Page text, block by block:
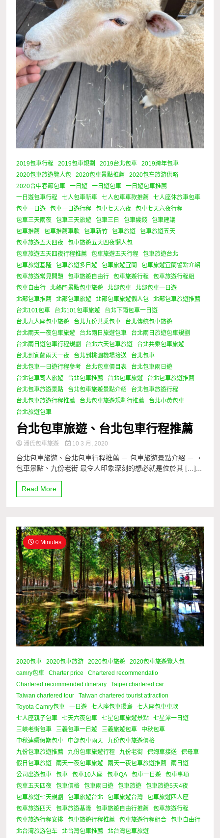
2019包車行程 2019包車規劃 2019台北包車
2019跨年包車
2020包車旅遊覽人包
2020包車景點推薦
2020包车旅游供略
2020台中春節包車
一日遊 一日遊包車
一日遊包車推薦
一日遊包車行程
七人包車新車 七人包車車款推薦
七人座休旅車包車
包車一日遊
包車一日遊行程 包車七天六夜
包車七天六夜行程
包車三天兩夜
包車三天旅遊 包車三日 包車幾錢
包車建議
包車推薦
包車推薦車款 包車新竹 包車旅遊
包車旅遊五天
包車旅遊五天四夜
包車旅遊五天四夜懶人包
包車旅遊五天四夜行程推薦
包車旅遊五天行程
包車旅遊台北
包車旅遊基隆
包車旅遊多日遊 包車旅遊宜蘭
包車旅遊宜蘭警點介紹
包車旅遊常見問題
包車旅遊自由行 包車旅遊行程
包車旅遊行程組
包車自由行
北熱門景點包車旅遊 北部包車
北部包車一日遊
北部包車推薦
北部包車旅遊 北部包車旅遊懶人包
北部包車旅遊推薦
台北101包車
台北101包車旅遊
台北下雨包車一日遊
台北九人座包車旅遊
台北九份共乘包車
台北傳統包車旅遊
台北兩天一夜包車旅遊
台北兩日旅遊包車
台北兩日旅遊包車規劃
台北兩日遊包車行程規劃
台北六天包車旅遊
台北共乘包車旅遊
台北到宜蘭兩天一夜
台北到桃園機場接送
台北包車
台北包車一日遊行程參考
台北包車價目表
台北包車兩日遊
台北包車司人旅遊
台北包車推薦 台北包車旅遊
台北包車旅遊推薦
台北包車旅遊景點
台北包車旅遊景點介紹
台北包車旅遊行程
台北包車旅遊行程推薦
台北包車旅遊規劃行推薦
台北小黃包車
台北旅遊包車
台北包車旅遊、台北包車行程推薦
潘氏包車旅遊 10 3 月, 2020
台北包車旅遊、台北包車行程推薦 － 包車旅遊景點介紹 － ・
包車景點、九份老街 最令人印象深刻的想必就是位於其 […]...
Read More
0 Minutes
2020包車 2020包車旅游 2020包車旅遊
2020包車旅遊覽人包
camry包車
Charter price
Chartered recommendatio
Chartered recommended itinerary
Taipei chartered car
Taiwan chartered tour
Taiwan chartered tourist attraction
Toyota Camry包車
一日遊 七人座包車環島
七人座包車車款
七人座親子包車
七天六夜包車 七星包車旅遊景點
七星潭一日遊
三峽老街包車
三義包車一日遊 三義旅遊包車
中秋包車
中秋連續假期包車
中部包車兩天
九份包車旅遊價格
九份包車旅遊推薦
九份包車旅遊行程 九份老街 保姆車接送
保母車
假日包車旅遊
兩天一夜包車旅遊 兩天一夜包車旅遊推薦
兩日遊
公司出遊包車
包車 包車10人座 包車QA 包車一日遊
包車事項
包車五天四夜
包車價格 包車兩日遊 包車旅遊
包車旅遊5天4夜
包車旅遊七天規劃
包車旅遊台北 包車旅遊台灣
包車旅遊四人座
包車旅遊四天
包車旅遊基隆 包車旅遊自由行推薦
包車旅遊行程
包車旅遊行程安排
包車旅遊行程推薦 包車旅遊行程組合
包車自由行
北台湾旅游包车
北台灣包車推薦
北台灣包車旅遊